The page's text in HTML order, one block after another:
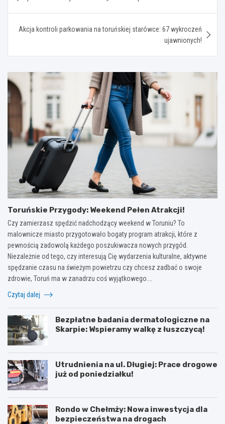
wpisu
Akcja kontroli parkowania na toruńskiej starówce: 67 wykroczeń
ujawnionych!
Toruńskie Przygody: Weekend Pełen Atrakcji!
Czy zamierzasz spędzić nadchodzący weekend w Toruniu? To
malownicze miasto przygotowało bogaty program atrakcji, które z
pewnością zadowolą każdego poszukiwacza nowych przygód.
Niezależnie od tego, czy interesują Cię wydarzenia kulturalne, aktywne
spędzanie czasu na świeżym powietrzu czy chcesz zadbać o swoje
zdrowie, Toruń ma w zanadrzu coś wyjątkowego.…
Czytaj dalej
Bezpłatne badania dermatologiczne na
Skarpie: Wspieramy walkę z łuszczycą!
Utrudnienia na ul. Długiej: Prace drogowe
już od poniedziałku!
Rondo w Chełmży: Nowa inwestycja dla
bezpieczeństwa na drogach